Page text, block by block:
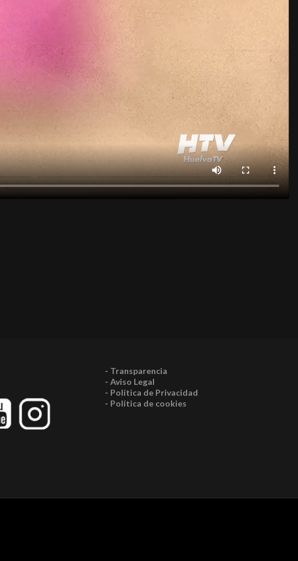
- Transparencia
- Aviso Legal
- Política de Privacidad
- Política de cookies